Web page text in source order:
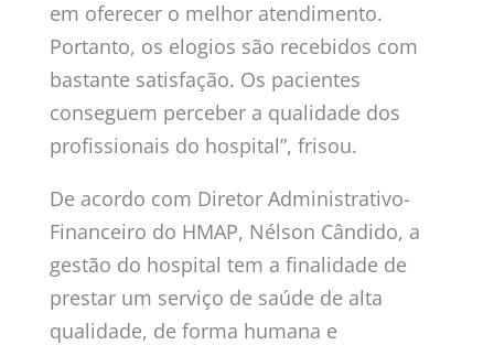
em oferecer o melhor atendimento.
Portanto, os elogios são recebidos com
bastante satisfação. Os pacientes
conseguem perceber a qualidade dos
profissionais do hospital”, frisou.
De acordo com Diretor Administrativo-
Financeiro do HMAP, Nélson Cândido, a
gestão do hospital tem a finalidade de
prestar um serviço de saúde de alta
qualidade, de forma humana e